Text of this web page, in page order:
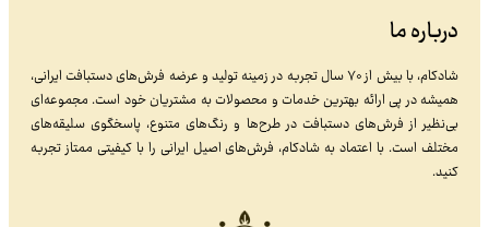
درباره ما
شادکام، با بیش از ۷۰ سال تجربه در زمینه تولید و عرضه فرش‌های دستبافت ایرانی،
همیشه در پی ارائه بهترین خدمات و محصولات به مشتریان خود است. مجموعه‌ای
بی‌نظیر از فرش‌های دستبافت در طرح‌ها و رنگ‌های متنوع، پاسخگوی سلیقه‌های
مختلف است. با اعتماد به شادکام، فرش‌های اصیل ایرانی را با کیفیتی ممتاز تجربه
کنید.